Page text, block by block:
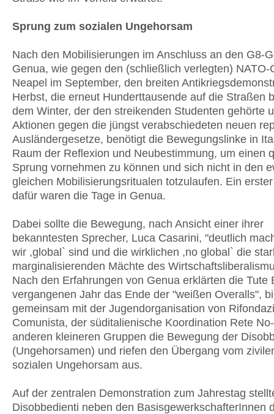
Sprung zum sozialen Ungehorsam
Nach den Mobilisierungen im Anschluss an den G8-
Genua, wie gegen den (schließlich verlegten) NATO-
Neapel im September, den breiten
Herbst, die erneut Hunderttausende auf die Straßen
dem Winter, der den streikenden Studenten gehörte
Aktionen gegen die jüngst verabschiedeten neuen
Ausländergesetze, benötigt die Bewegungslinke in
Raum der Reflexion und Neubestimmung, um einen
Sprung vornehmen zu können und sich nicht in den
gleichen Mobilisierungsritualen totzulaufen. Ein
dafür waren die Tage in Genua.
Dabei sollte die Bewegung, nach Ansicht einer ihrer
bekanntesten Sprecher, Luca Casarini, "deutlich
wir ,global` sind und die wirklichen ,no global` die
marginalisierenden Mächte des
Nach den Erfahrungen von Genua erklärten die Tute
vergangenen Jahr das Ende der "weißen Overalls",
gemeinsam mit der Jugendorganisation von
Comunista, der süditalienische Koordination Rete
anderen kleineren Gruppen die Bewegung der
(Ungehorsamen) und riefen den Übergang vom
sozialen Ungehorsam aus.
Auf der zentralen Demonstration zum Jahrestag
Disobbedienti neben den BasisgewerkschafterInnen